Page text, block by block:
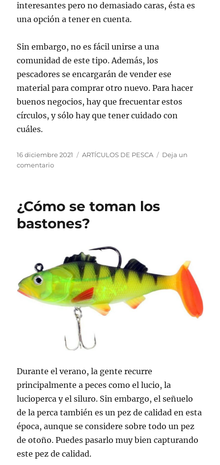
interesantes pero no demasiado caras, ésta es
una opción a tener en cuenta.
Sin embargo, no es fácil unirse a una
comunidad de este tipo. Además, los
pescadores se encargarán de vender ese
material para comprar otro nuevo. Para hacer
buenos negocios, hay que frecuentar estos
círculos, y sólo hay que tener cuidado con
cuáles.
Publicado
el
16 diciembre 2021 Categorías
ARTÍCULOS DE PESCA
Deja un
comentarioen
de
¿Cómo se toman los
bastones?
Durante el verano, la gente recurre
principalmente a peces como el lucio, la
lucioperca y el siluro. Sin embargo, el señuelo
de la perca también es un pez de calidad en esta
época, aunque se considere sobre todo un pez
de otoño. Puedes pasarlo muy bien capturando
este pez de calidad.